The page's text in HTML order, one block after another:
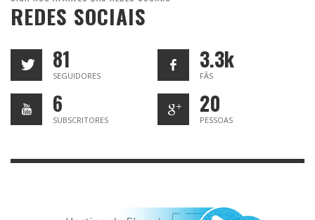
REDES SOCIAIS
81
SEGUIDORES
3.3k
FÃS
6
SUBSCRITORES
20
PESSOAS